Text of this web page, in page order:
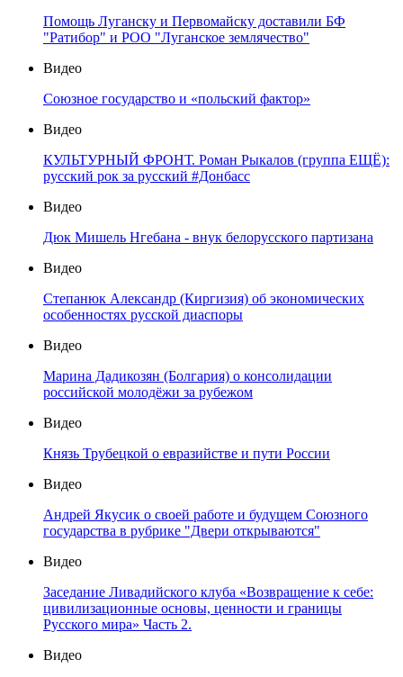
Помощь Луганску и Первомайску доставили БФ
"Ратибор" и РОО "Луганское землячество"
Видео
Союзное государство и «польский фактор»
Видео
КУЛЬТУРНЫЙ ФРОНТ. Роман Рыкалов (группа ЕЩЁ):
русский рок за русский #Донбасс
Видео
Дюк Мишель Нгебана - внук белорусского партизана
Видео
Степанюк Александр (Киргизия) об экономических
особенностях русской диаспоры
Видео
Марина Дадикозян (Болгария) о консолидации
российской молодёжи за рубежом
Видео
Князь Трубецкой о евразийстве и пути России
Видео
Андрей Якусик о своей работе и будущем Союзного
государства в рубрике "Двери открываются"
Видео
Заседание Ливадийского клуба «Возвращение к себе:
цивилизационные основы, ценности и границы
Русского мира» Часть 2.
Видео